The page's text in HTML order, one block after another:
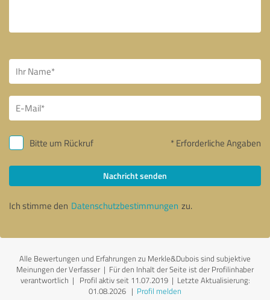
Bitte um Rückruf * Erforderliche Angaben
Nachricht senden
Ich stimme den Datenschutzbestimmungen zu.
Alle Bewertungen und Erfahrungen zu Merkle&Dubois sind subjektive
Meinungen der Verfasser | Für den Inhalt der Seite ist der Profilinhaber
verantwortlich | Profil aktiv seit 11.07.2019 | Letzte Aktualisierung:
01.08.2026 | Profil melden